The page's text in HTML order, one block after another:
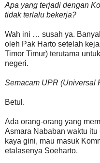
Apa yang terjadi dengan
tidak terlalu bekerja?
Wah ini … susah ya.
oleh Pak Harto setelah
Timor Timur) terutama
negeri.
Semacam UPR (Universal
Betul.
Ada orang-orang yang
Asmara Nababan waktu
kaya gini, mau masuk
etalasenya Soeharto.